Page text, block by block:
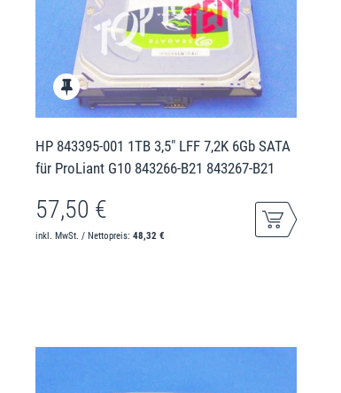
HP 843395-001 1TB 3,5" LFF 7,2K 6Gb SATA
für ProLiant G10 843266-B21 843267-B21
57,50 €
inkl. MwSt. / Nettopreis:48,32 €